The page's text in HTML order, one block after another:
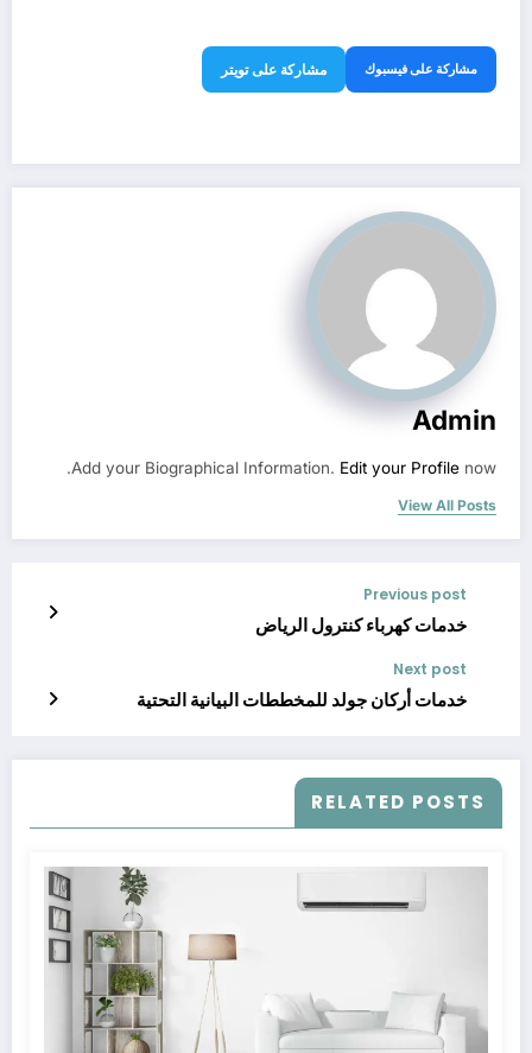
مشاركة على فيسبوك مشاركة على تويتر
Admin
Add your Biographical Information. Edit your Profile now.
View All Posts
Previous post
خدمات كهرباء كنترول الرياض
Next post
خدمات أركان جولد للمخططات البيانية التحتية
RELATED POSTS